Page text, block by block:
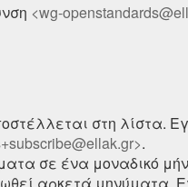
<wg-
στη λίστα.
.
σε ένα μοναδικό
αρκετά μηνύματα.